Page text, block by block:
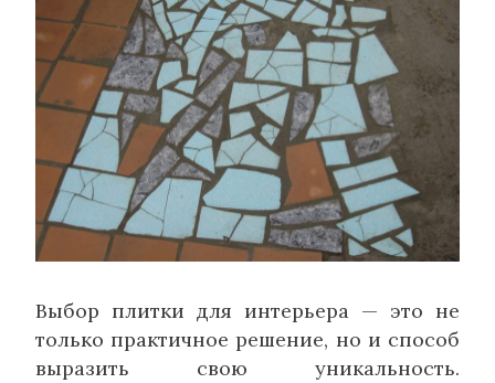
Выбор плитки для интерьера — это не
только практичное решение, но и способ
выразить свою уникальность.